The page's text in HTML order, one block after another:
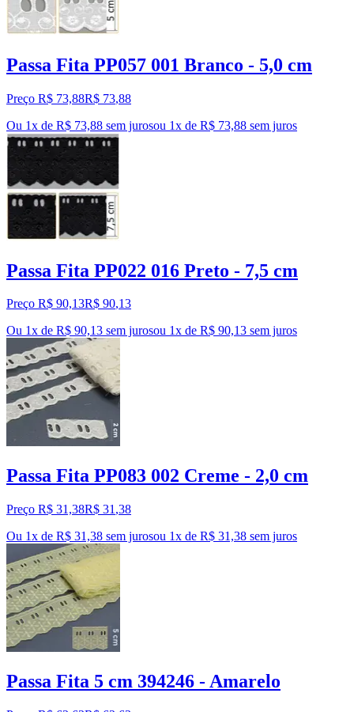
Passa Fita PP057 001 Branco - 5,0 cm
Preço R$ 73,88R$ 73,88
Ou 1x de R$ 73,88 sem jurosou 1x de R$ 73,88 sem juros
Passa Fita PP022 016 Preto - 7,5 cm
Preço R$ 90,13R$ 90,13
Ou 1x de R$ 90,13 sem jurosou 1x de R$ 90,13 sem juros
Passa Fita PP083 002 Creme - 2,0 cm
Preço R$ 31,38R$ 31 ,38
Ou 1x de R$ 31,38 sem jurosou 1x de R$ 31,38 sem juros
Passa Fita 5 cm 394246 - Amarelo